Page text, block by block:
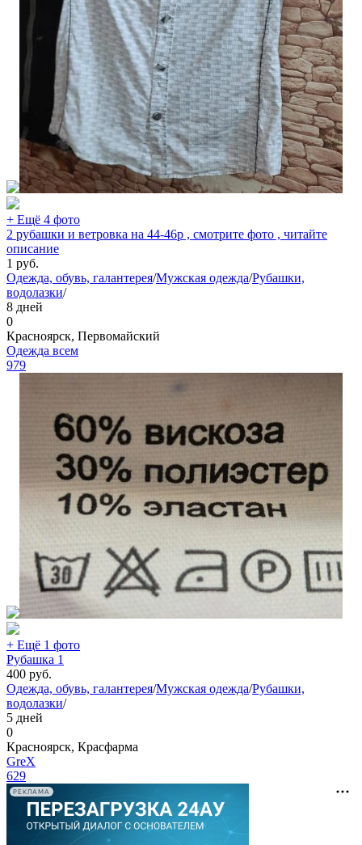
+ Ещё 4 фото
2 рубашки и ветровка на 44-46р , смотрите фото , читайте
описание
1 руб.
Одежда, обувь, галантерея/Мужская одежда/Рубашки,
водолазки/
8 дней
0
Красноярск, Первомайский
Одежда всем
979
+ Ещё 1 фото
Рубашка 1
400 руб.
Одежда, обувь, галантерея/Мужская одежда/Рубашки,
водолазки/
5 дней
0
Красноярск, Красфарма
GreX
629
РЕКЛАМА